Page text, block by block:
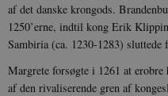
af det danske krongods.
1250’erne, indtil kong Erik
Sambiria (ca. 1230-1283) sluttede
Margrete forsøgte i 1261 at erobre
af den rivaliserende gren af